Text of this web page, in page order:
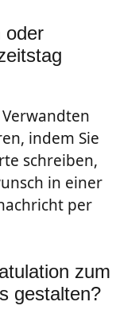
oder
indem Sie
schreiben,
in einer
per
zum
gestalten?